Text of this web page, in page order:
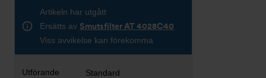
Artikeln har utgått
Ersätts av Smutsfilter AT 4028C40
Viss avvikelse kan förekomma
Standard